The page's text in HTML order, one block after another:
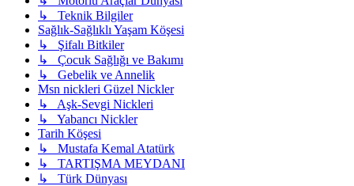
↳ Teknik Bilgiler
Sağlık-Sağlıklı Yaşam Köşesi
↳ Şifalı Bitkiler
↳ Çocuk Sağlığı ve Bakımı
↳ Gebelik ve Annelik
Msn nickleri Güzel Nickler
↳ Aşk-Sevgi Nickleri
↳ Yabancı Nickler
Tarih Köşesi
↳ Mustafa Kemal Atatürk
↳ TARTIŞMA MEYDANI
↳ Türk Dünyası